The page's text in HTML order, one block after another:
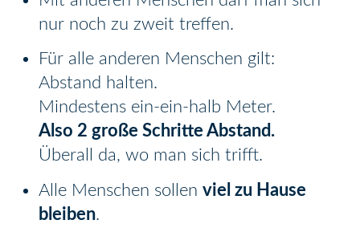
nur noch zu zweit treffen.
Für alle anderen Menschen gilt:
Abstand halten.
Mindestens ein-ein-halb Meter.
Also 2 große Schritte Abstand.
Überall da, wo man sich trifft.
Alle Menschen sollen viel zu Hause
bleiben.